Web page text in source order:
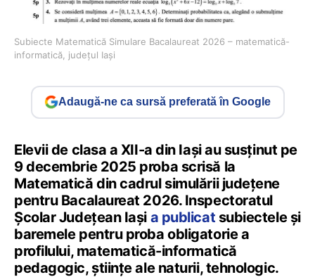
Subiecte Matematică Simulare Bacalaureat 2026 – matematică-
informatică, județul Iași
Adaugă-ne ca sursă preferată în Google
Elevii de clasa a XII-a din Iași au susținut pe
9 decembrie 2025 proba scrisă la
Matematică din cadrul simulării județene
pentru Bacalaureat 2026. Inspectoratul
Școlar Județean Iași a publicat subiectele și
baremele pentru proba obligatorie a
profilului, matematică-informatică
pedagogic, științe ale naturii, tehnologic.